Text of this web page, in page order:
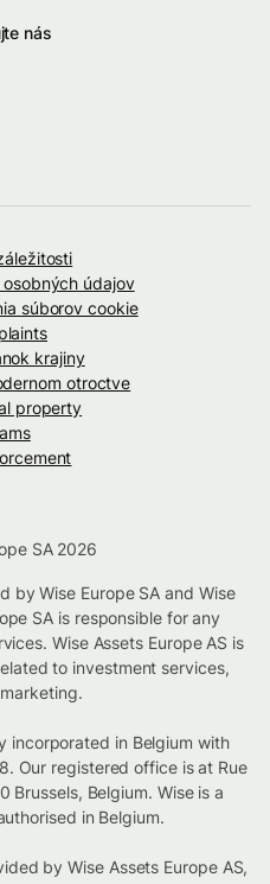
nás
údajov
súborov cookie
krajiny
otroctve
property
SA 2026
by Wise Europe SA and Wise
SA is responsible for any
Wise Assets Europe AS is
to investment services,
incorporated in Belgium with
Our registered office is at Rue
Brussels, Belgium. Wise is a
in Belgium.
by Wise Assets Europe AS,